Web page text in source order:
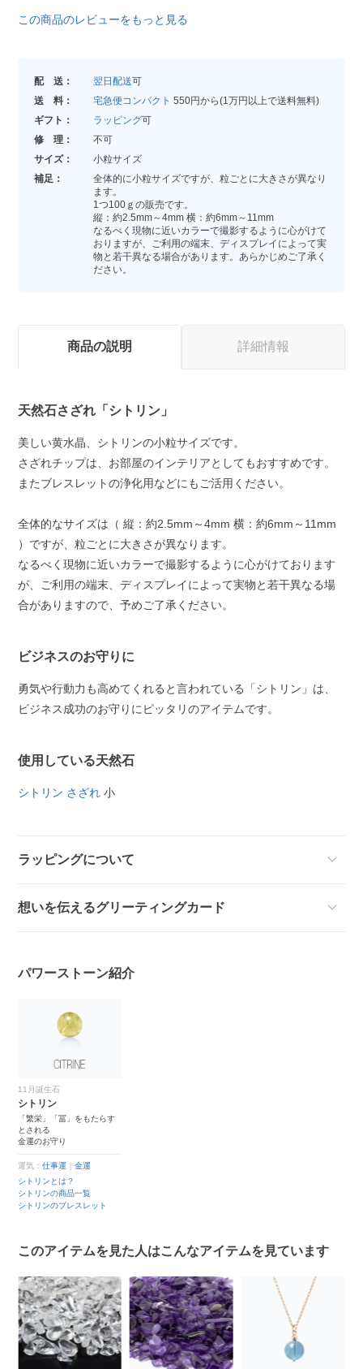
この商品のレビューをもっと見る
配 送： 翌日配送可
送 料：
宅急便コンパクト 550円から(1万円以上で送料無料)
ギフト：
ラッピング可
修 理：
不可
サイズ：
小粒サイズ
補足：
全体的に小粒サイズですが、粒ごとに大きさが異なり
ます。
1つ100ｇの販売です。
縦：約2.5mm～4mm 横：約6mm～11mm
なるべく現物に近いカラーで撮影するように心がけて
おりますが、ご利用の端末、ディスプレイによって実
物と若干異なる場合があります。あらかじめご了承く
ださい。
商品の説明 詳細情報
天然石さざれ「シトリン」
美しい黄水晶、シトリンの小粒サイズです。
さざれチップは、お部屋のインテリアとしてもおすすめです。
またブレスレットの浄化用などにもご活用ください。
全体的なサイズは（ 縦：約2.5mm～4mm 横：約6mm～11mm
）ですが、粒ごとに大きさが異なります。
なるべく現物に近いカラーで撮影するように心がけております
が、ご利用の端末、ディスプレイによって実物と若干異なる場
合がありますので、予めご了承ください。
ビジネスのお守りに
勇気や行動力も高めてくれると言われている「シトリン」は、
ビジネス成功のお守りにピッタリのアイテムです。
使用している天然石
シトリン さざれ 小
ラッピングについて
想いを伝えるグリーティングカード
パワーストーン紹介
11月誕生石
シトリン
「繁栄」「冨」をもたらす
とされる
金運のお守り
運気：仕事運 ｜金運
シトリンとは？
シトリンの商品一覧
シトリンのブレスレット
このアイテムを見た人はこんなアイテムを見ています